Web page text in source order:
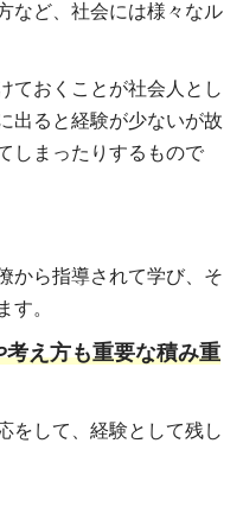
など、社会には様々なル
ておくことが社会人とし
出ると経験が少ないが故
しまったりするもので
から指導されて学び、そ
す。
え方も重要な積み重
をして、経験として残し